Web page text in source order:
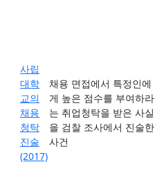
사립
대학
교의
채용
청탁
진술
(2017)
채용 면접에서 특정인에
게 높은 점수를 부여하라
는 취업청탁을 받은 사실
을 검찰 조사에서 진술한
사건